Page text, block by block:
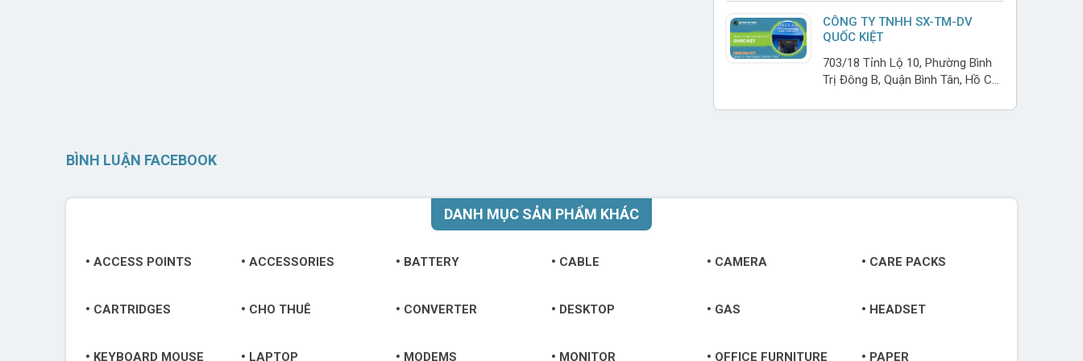
CÔNG TY TNHH SX-TM-DV
QUỐC KIỆT
703/18 Tỉnh Lộ 10, Phường Bình
Trị Đông B, Quận Bình Tân, Hồ Chí
BÌNH LUẬN FACEBOOK
DANH MỤC SẢN PHẨM KHÁC
ACCESS POINTS ACCESSORIES BATTERY CABLE CAMERA CARE PACKS
CARTRIDGES CHO THUÊ CONVERTER DESKTOP GAS HEADSET
KEYBOARD MOUSE LAPTOP MODEMS MONITOR OFFICE FURNITURE PAPER